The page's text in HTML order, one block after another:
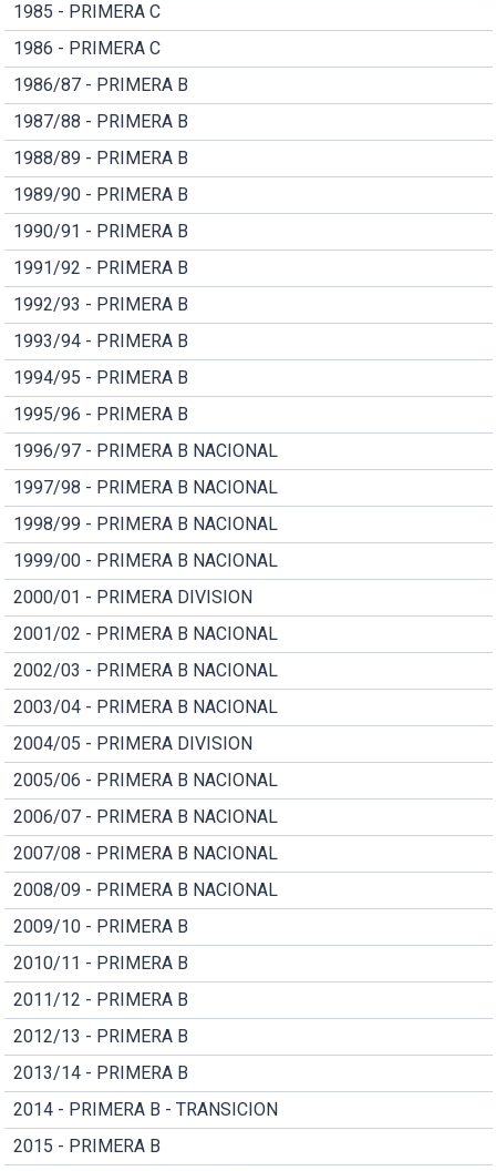
1985 - PRIMERA C
1986 - PRIMERA C
1986/87 - PRIMERA B
1987/88 - PRIMERA B
1988/89 - PRIMERA B
1989/90 - PRIMERA B
1990/91 - PRIMERA B
1991/92 - PRIMERA B
1992/93 - PRIMERA B
1993/94 - PRIMERA B
1994/95 - PRIMERA B
1995/96 - PRIMERA B
1996/97 - PRIMERA B NACIONAL
1997/98 - PRIMERA B NACIONAL
1998/99 - PRIMERA B NACIONAL
1999/00 - PRIMERA B NACIONAL
2000/01 - PRIMERA DIVISION
2001/02 - PRIMERA B NACIONAL
2002/03 - PRIMERA B NACIONAL
2003/04 - PRIMERA B NACIONAL
2004/05 - PRIMERA DIVISION
2005/06 - PRIMERA B NACIONAL
2006/07 - PRIMERA B NACIONAL
2007/08 - PRIMERA B NACIONAL
2008/09 - PRIMERA B NACIONAL
2009/10 - PRIMERA B
2010/11 - PRIMERA B
2011/12 - PRIMERA B
2012/13 - PRIMERA B
2013/14 - PRIMERA B
2014 - PRIMERA B - TRANSICION
2015 - PRIMERA B